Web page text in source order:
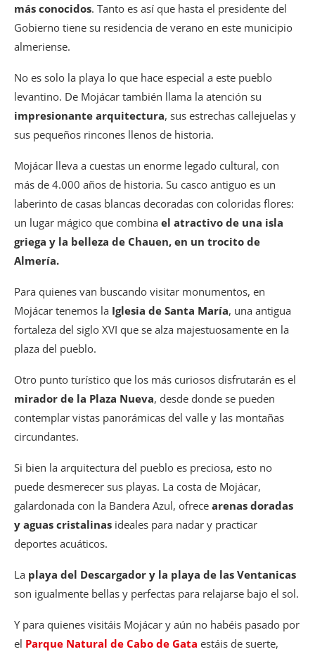
más conocidos. Tanto es así que hasta el presidente del
Gobierno tiene su residencia de verano en este municipio
almeriense.
No es solo la playa lo que hace especial a este pueblo
levantino. De Mojácar también llama la atención su
impresionante arquitectura, sus estrechas callejuelas y
sus pequeños rincones llenos de historia.
Mojácar lleva a cuestas un enorme legado cultural, con
más de 4.000 años de historia. Su casco antiguo es un
laberinto de casas blancas decoradas con coloridas flores:
un lugar mágico que combina el atractivo de una isla
griega y la belleza de Chauen, en un trocito de
Almería.
Para quienes van buscando visitar monumentos, en
Mojácar tenemos la Iglesia de Santa María, una antigua
fortaleza del siglo XVI que se alza majestuosamente en la
plaza del pueblo.
Otro punto turístico que los más curiosos disfrutarán es el
mirador de la Plaza Nueva, desde donde se pueden
contemplar vistas panorámicas del valle y las montañas
circundantes.
Si bien la arquitectura del pueblo es preciosa, esto no
puede desmerecer sus playas. La costa de Mojácar,
galardonada con la Bandera Azul, ofrece arenas doradas
y aguas cristalinas ideales para nadar y practicar
deportes acuáticos.
La playa del Descargador y la playa de las Ventanicas
son igualmente bellas y perfectas para relajarse bajo el sol.
Y para quienes visitáis Mojácar y aún no habéis pasado por
el Parque Natural de Cabo de Gata estáis de suerte,